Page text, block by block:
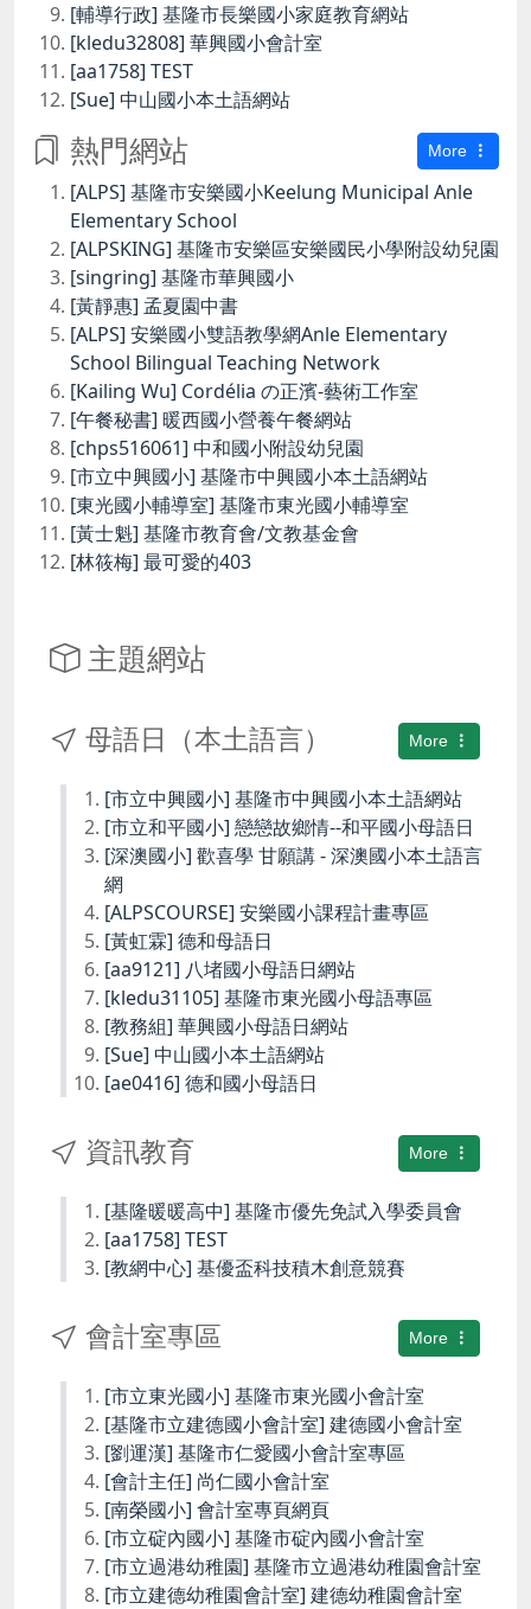
[輔導行政] 基隆市長樂國小家庭教育網站
[kledu32808] 華興國小會計室
[aa1758] TEST
[Sue] 中山國小本土語網站
熱門網站 More
[ALPS] 基隆市安樂國小Keelung Municipal Anle
Elementary School
[ALPSKING] 基隆市安樂區安樂國民小學附設幼兒園
[singring] 基隆市華興國小
[黃靜惠] 孟夏園中書
[ALPS] 安樂國小雙語教學網Anle Elementary
School Bilingual Teaching Network
[Kailing Wu] Cordélia の正濱-藝術工作室
[午餐秘書] 暖西國小營養午餐網站
[chps516061] 中和國小附設幼兒園
[市立中興國小] 基隆市中興國小本土語網站
[東光國小輔導室] 基隆市東光國小輔導室
[黃士魁] 基隆市教育會/文教基金會
[林筱梅] 最可愛的403
主題網站
More
母語日（本土語言）
[市立中興國小] 基隆市中興國小本土語網站
[市立和平國小] 戀戀故鄉情--和平國小母語日
[深澳國小] 歡喜學 甘願講 - 深澳國小本土語言
網
[ALPSCOURSE] 安樂國小課程計畫專區
[黃虹霖] 德和母語日
[aa9121] 八堵國小母語日網站
[kledu31105] 基隆市東光國小母語專區
[教務組] 華興國小母語日網站
[Sue] 中山國小本土語網站
[ae0416] 德和國小母語日
More
資訊教育
[基隆暖暖高中] 基隆市優先免試入學委員會
[aa1758] TEST
[教網中心] 基優盃科技積木創意競賽
More
會計室專區
[市立東光國小] 基隆市東光國小會計室
[基隆市立建德國小會計室] 建德國小會計室
[劉運漢] 基隆市仁愛國小會計室專區
[會計主任] 尚仁國小會計室
[南榮國小] 會計室專頁網頁
[市立碇內國小] 基隆市碇內國小會計室
[市立過港幼稚園] 基隆市立過港幼稚園會計室
[市立建德幼稚園會計室] 建德幼稚園會計室